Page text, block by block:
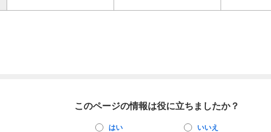
このページの情報は役に立ちましたか？
はい いいえ